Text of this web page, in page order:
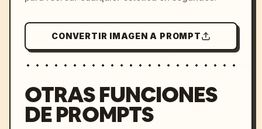
CONVERTIR IMAGEN A PROMPT
OTRAS FUNCIONES
DE PROMPTS